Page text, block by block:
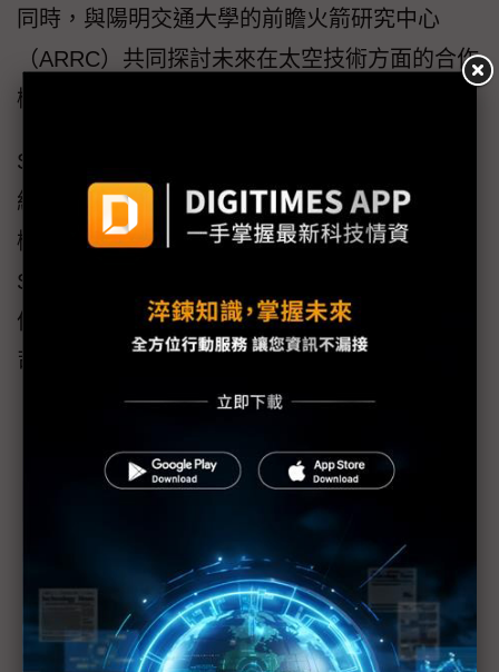
同時，與陽明交通大學的前瞻火箭研究中心
（ARRC）共同探討未來在太空技術方面的合作
機會。
SpaceDreamS也專注於在業界尋找提供專用零
組件與技術支援的夥伴，對於與雷斯康、達盛
機械國際等業者的合作特別感興趣。
SpaceDreamS希望透過與這些公司建立夥伴關
係，取得高品質材料和測試設施，以強化該公
司在亞洲太空產業的地位。